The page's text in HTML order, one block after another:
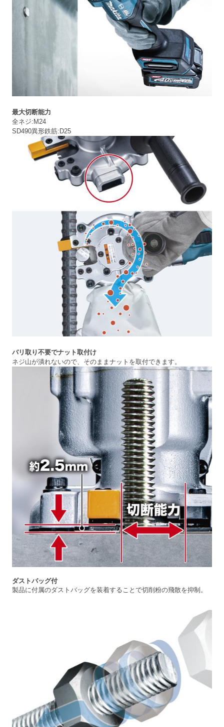
最大切断能力
全ネジ:M24
SD490異形鉄筋:D25
バリ取り不要でナット取付け
ネジ山が潰れないので、そのままナットを取付できます。
ダストバッグ付
製品に付属のダストバッグを装着することで切削粉の飛散を抑制。